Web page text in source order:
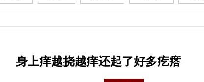
身上痒越挠越痒还起了好多疙瘩